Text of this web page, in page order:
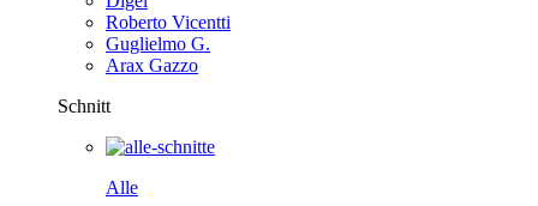
Roberto Vicentti
Guglielmo G.
Arax Gazzo
Schnitt
Alle